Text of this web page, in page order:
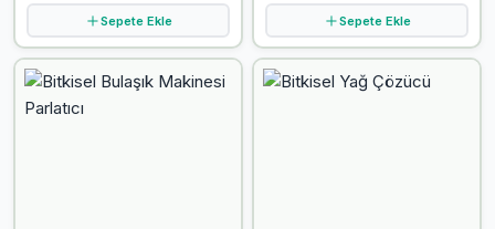
Sepete Ekle Sepete Ekle